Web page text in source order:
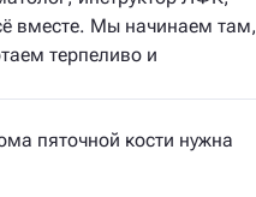
вместе. Мы начинаем
терпеливо и
пяточной кости нужна